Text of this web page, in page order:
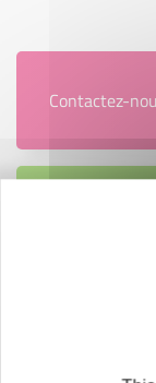
Contactez-